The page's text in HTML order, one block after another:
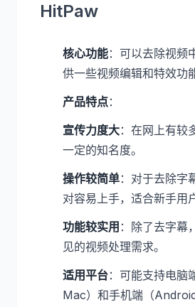
HitPaw
核心功能：可以去除视频
供一些视频编辑和特效功
产品特点：
宣传力度大：在网上有较
一定的知名度。
操作较简单：对于去除字
对容易上手，适合新手用
功能较实用 ：除了去字幕
见的视频处理需求。
适用平台：可能支持电脑
Mac）和手机端（